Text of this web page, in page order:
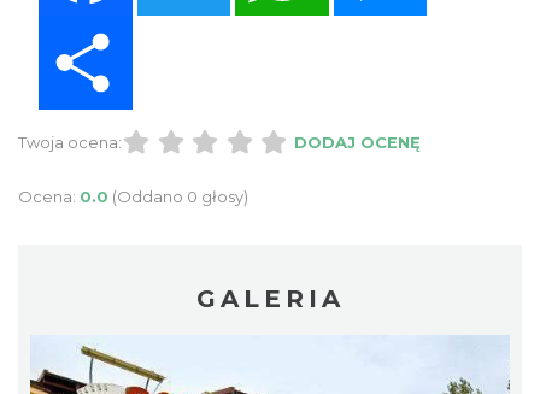
Twoja ocena: DODAJ OCENĘ
Ocena: 0.0 (Oddano 0 głosy)
GALERIA